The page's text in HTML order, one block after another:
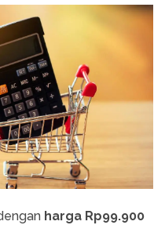
harga Rp99.900